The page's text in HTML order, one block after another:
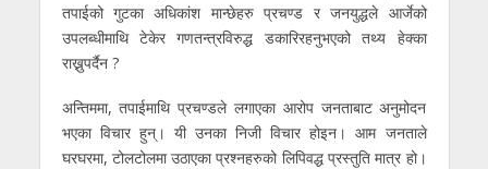
तपाईको गुटका अधिकांश मान्छेहरु प्रचण्ड र जनयुद्धले आर्जेको
उपलब्धीमाथि टेकेर गणतन्त्रविरुद्ध डकारिरहनुभएको तथ्य हेक्का
राख्नुपर्दैन ?
अन्तिममा, तपाईमाथि प्रचण्डले लगाएका आरोप जनताबाट अनुमोदन
भएका विचार हुन्। यी उनका निजी विचार होइन। आम जनताले
घरघरमा, टोलटोलमा उठाएका प्रश्नहरुको लिपिवद्ध प्रस्तुति मात्र हो।